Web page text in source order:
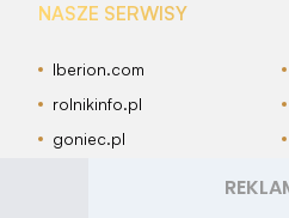
NASZE SERWISY
Iberion.com
rolnikinfo.pl
goniec.pl